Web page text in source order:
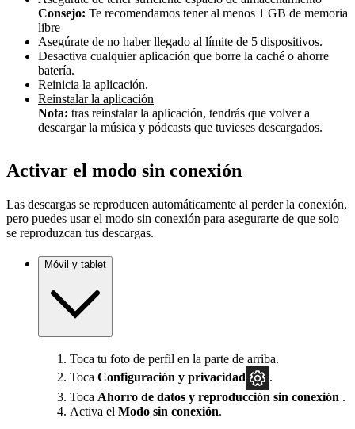
Consejo: Te recomendamos tener al menos 1 GB de memoria
libre
Asegúrate de no haber llegado al límite de 5 dispositivos.
Desactiva cualquier aplicación que borre la caché o ahorre
batería.
Reinicia la aplicación.
Reinstalar la aplicación
Nota: tras reinstalar la aplicación, tendrás que volver a
descargar la música y pódcasts que tuvieses descargados.
Activar el modo sin conexión
Las descargas se reproducen automáticamente al perder la conexión,
pero puedes usar el modo sin conexión para asegurarte de que solo
se reproduzcan tus descargas.
Móvil y tablet
Toca tu foto de perfil en la parte de arriba.
Toca Configuración y privacidad
.
Toca Ahorro de datos y reproducción sin conexión .
Activa el Modo sin conexión.